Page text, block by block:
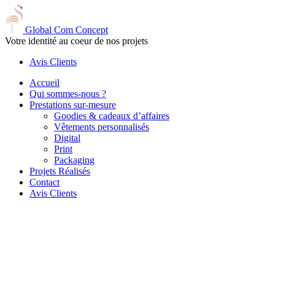
Global Com Concept
Votre identité au coeur de nos projets
Avis Clients
Accueil
Qui sommes-nous ?
Prestations sur-mesure
Goodies & cadeaux d’affaires
Vêtements personnalisés
Digital
Print
Packaging
Projets Réalisés
Contact
Avis Clients